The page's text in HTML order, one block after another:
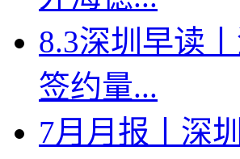
8.3深圳早读
签约量...
7月月报丨深